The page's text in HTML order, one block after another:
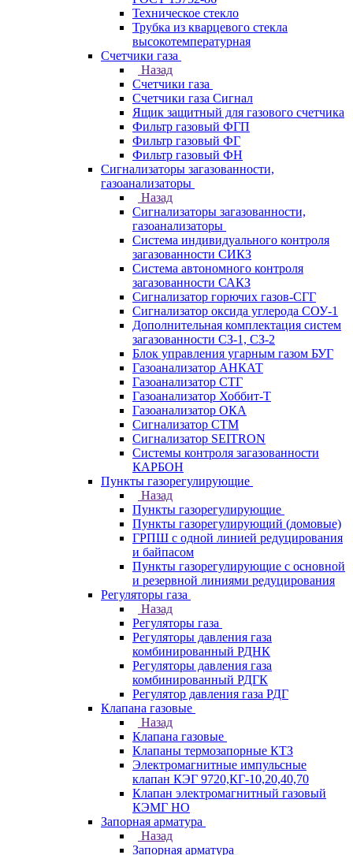
Техническое стекло
Трубка из кварцевого стекла
высокотемпературная
Счетчики газа
Назад
Счетчики газа
Счетчики газа Сигнал
Ящик защитный для газового счетчика
Фильтр газовый ФГП
Фильтр газовый ФГ
Фильтр газовый ФН
Сигнализаторы загазованности,
газоанализаторы
Назад
Сигнализаторы загазованности,
газоанализаторы
Система индивидуального контроля
загазованности СИКЗ
Система автономного контроля
загазованности САКЗ
Сигнализатор горючих газов-СГГ
Сигнализатор оксида углерода СОУ-1
Дополнительная комплектация систем
загазованности СЗ-1, СЗ-2
Блок управления угарным газом БУГ
Газоанализатор АНКАТ
Газоанализатор СТГ
Газоанализатор Хоббит-Т
Газоанализатор ОКА
Сигнализатор СТМ
Сигнализатор SEITRON
Системы контроля загазованности
КАРБОН
Пункты газорегулирующие
Назад
Пункты газорегулирующие
Пункты газорегулирующий (домовые)
ГРПШ с одной линией редуцирования
и байпасом
Пункты газорегулирующие с основной
и резервной линиями редуцирования
Регуляторы газа
Назад
Регуляторы газа
Регуляторы давления газа
комбинированный РДНК
Регуляторы давления газа
комбинированный РДГК
Регулятор давления газа РДГ
Клапана газовые
Назад
Клапана газовые
Клапаны термозапорные КТЗ
Электромагнитные импульсные
клапан КЭГ 9720,КГ-10,20,40,70
Клапан электромагнитный газовый
КЭМГ НО
Запорная арматура
Назад
Запорная арматура